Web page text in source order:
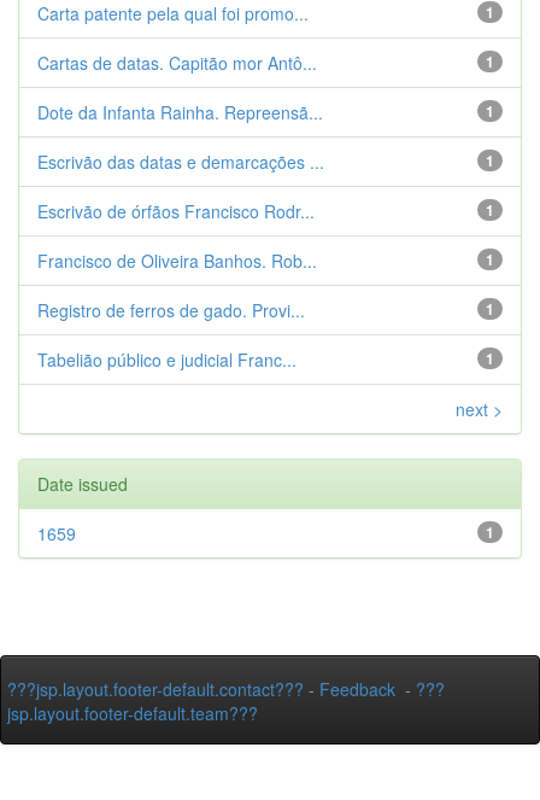
1
Carta patente pela qual foi promo...
1
Cartas de datas. Capitão mor Antô...
1
Dote da Infanta Rainha. Repreensã...
1
Escrivão das datas e demarcações ...
1
Escrivão de órfãos Francisco Rodr...
1
Francisco de Oliveira Banhos. Rob...
1
Registro de ferros de gado. Provi...
1
Tabelião público e judicial Franc...
next >
Date issued
1
1659
???jsp.layout.footer-default.contact??? - Feedback - ???
jsp.layout.footer-default.team???